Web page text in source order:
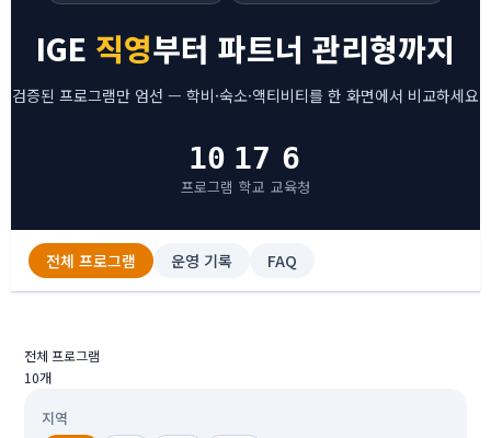
IGE 직영부터 파트너 관리형까지
검증된 프로그램만 엄선 — 학비·숙소·액티비티를 한 화면에서 비교하세요
10
프로그램
17
학교
6
교육청
전체 프로그램 운영 기록 FAQ
전체 프로그램
10개
지역